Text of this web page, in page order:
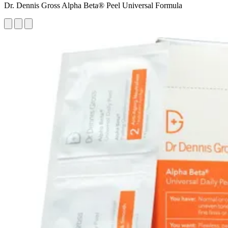
Dr. Dennis Gross Alpha Beta® Peel Universal Formula